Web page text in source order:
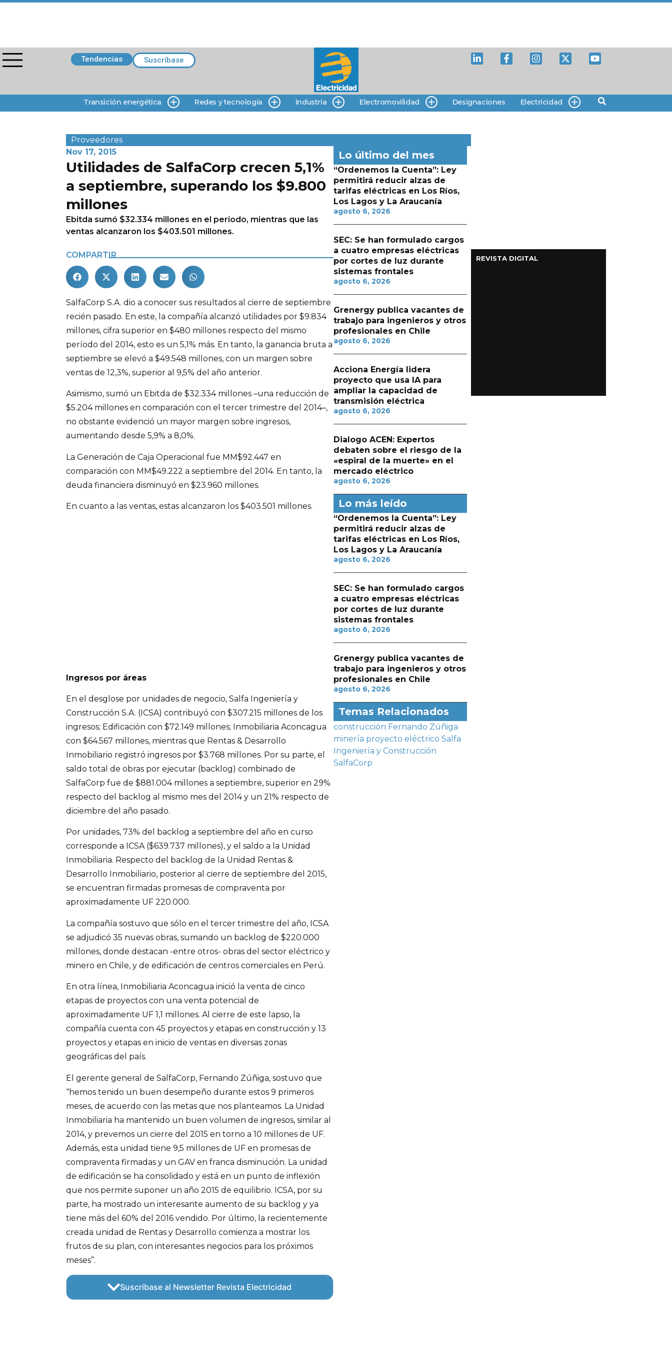
Tendencias Suscríbase
Transición energética Redes y tecnología Industria Electromovilidad Designaciones Electricidad
Proveedores
Nov 17, 2015
Utilidades de SalfaCorp crecen 5,1%
a septiembre, superando los $9.800
millones
Ebitda sumó $32.334 millones en el periodo, mientras que las
ventas alcanzaron los $403.501 millones.
COMPARTIR
SalfaCorp S.A. dio a conocer sus resultados al cierre de septiembre
recién pasado. En este, la compañía alcanzó utilidades por $9.834
millones, cifra superior en $480 millones respecto del mismo
período del 2014, esto es un 5,1% más. En tanto, la ganancia bruta a
septiembre se elevó a $49.548 millones, con un margen sobre
ventas de 12,3%, superior al 9,5% del año anterior.
Asimismo, sumó un Ebitda de $32.334 millones –una reducción de
$5.204 millones en comparación con el tercer trimestre del 2014–,
no obstante evidenció un mayor margen sobre ingresos,
aumentando desde 5,9% a 8,0%.
La Generación de Caja Operacional fue MM$92.447 en
comparación con MM$49.222 a septiembre del 2014. En tanto, la
deuda financiera disminuyó en $23.960 millones.
En cuanto a las ventas, estas alcanzaron los $403.501 millones.
Ingresos por áreas
En el desglose por unidades de negocio, Salfa Ingeniería y
Construcción S.A. (ICSA) contribuyó con $307.215 millones de los
ingresos; Edificación con $72.149 millones; Inmobiliaria Aconcagua
con $64.567 millones, mientras que Rentas & Desarrollo
Inmobiliario registró ingresos por $3.768 millones. Por su parte, el
saldo total de obras por ejecutar (backlog) combinado de
SalfaCorp fue de $881.004 millones a septiembre, superior en 29%
respecto del backlog al mismo mes del 2014 y un 21% respecto de
diciembre del año pasado.
Por unidades, 73% del backlog a septiembre del año en curso
corresponde a ICSA ($639.737 millones), y el saldo a la Unidad
Inmobiliaria. Respecto del backlog de la Unidad Rentas &
Desarrollo Inmobiliario, posterior al cierre de septiembre del 2015,
se encuentran firmadas promesas de compraventa por
aproximadamente UF 220.000.
La compañía sostuvo que sólo en el tercer trimestre del año, ICSA
se adjudicó 35 nuevas obras, sumando un backlog de $220.000
millones, donde destacan -entre otros- obras del sector eléctrico y
minero en Chile, y de edificación de centros comerciales en Perú.
En otra línea, Inmobiliaria Aconcagua inició la venta de cinco
etapas de proyectos con una venta potencial de
aproximadamente UF 1,1 millones. Al cierre de este lapso, la
compañía cuenta con 45 proyectos y etapas en construcción y 13
proyectos y etapas en inicio de ventas en diversas zonas
geográficas del país.
El gerente general de SalfaCorp, Fernando Zúñiga, sostuvo que
“hemos tenido un buen desempeño durante estos 9 primeros
meses, de acuerdo con las metas que nos planteamos. La Unidad
Inmobiliaria ha mantenido un buen volumen de ingresos, similar al
2014, y prevemos un cierre del 2015 en torno a 10 millones de UF.
Además, esta unidad tiene 9,5 millones de UF en promesas de
compraventa firmadas y un GAV en franca disminución. La unidad
de edificación se ha consolidado y está en un punto de inflexión
que nos permite suponer un año 2015 de equilibrio. ICSA, por su
parte, ha mostrado un interesante aumento de su backlog y ya
tiene más del 60% del 2016 vendido. Por último, la recientemente
creada unidad de Rentas y Desarrollo comienza a mostrar los
frutos de su plan, con interesantes negocios para los próximos
meses”.
Suscríbase al Newsletter Revista Electricidad
Lo último del mes
“Ordenemos la Cuenta”: Ley
permitirá reducir alzas de
tarifas eléctricas en Los Ríos,
Los Lagos y La Araucanía
agosto 6, 2026
SEC: Se han formulado cargos
a cuatro empresas eléctricas
por cortes de luz durante
sistemas frontales
agosto 6, 2026
Grenergy publica vacantes de
trabajo para ingenieros y otros
profesionales en Chile
agosto 6, 2026
Acciona Energía lidera
proyecto que usa IA para
ampliar la capacidad de
transmisión eléctrica
agosto 6, 2026
Dialogo ACEN: Expertos
debaten sobre el riesgo de la
«espiral de la muerte» en el
mercado eléctrico
agosto 6, 2026
Lo más leído
“Ordenemos la Cuenta”: Ley
permitirá reducir alzas de
tarifas eléctricas en Los Ríos,
Los Lagos y La Araucanía
agosto 6, 2026
SEC: Se han formulado cargos
a cuatro empresas eléctricas
por cortes de luz durante
sistemas frontales
agosto 6, 2026
Grenergy publica vacantes de
trabajo para ingenieros y otros
profesionales en Chile
agosto 6, 2026
Temas Relacionados
construcción Fernando Zúñiga
minería proyecto eléctrico Salfa
Ingeniería y Construcción
SalfaCorp
REVISTA DIGITAL